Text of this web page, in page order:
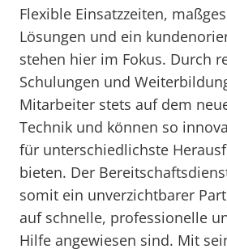
Flexible Einsatzzeiten,
Lösungen und ein
stehen hier im Fokus. Durch
Schulungen und
Mitarbeiter stets auf dem
Technik und können so
für unterschiedlichste
bieten. Der
somit ein unverzichtbarer
auf schnelle, professionelle
Hilfe angewiesen sind. Mit